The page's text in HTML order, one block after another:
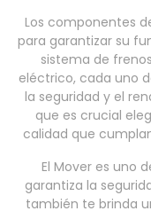
Los componentes
para garantizar su
sistema de
eléctrico, cada uno
la seguridad y el
que es crucial
calidad que
El Mover es uno
garantiza la
también te brinda